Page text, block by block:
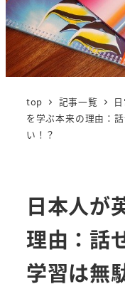
top 記事一覧
を学ぶ本来の理由：
い！？
日本人が
理由：話
学習は無